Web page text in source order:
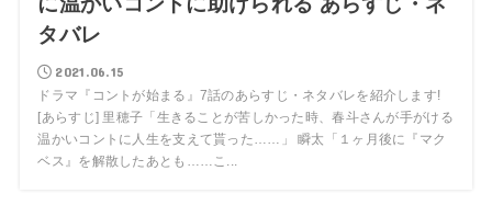
タバレ
2021.06.15
ドラマ『コントが始まる』7話のあらすじ・ネタバレを紹介します!
[あらすじ] 里穂子「生きることが苦しかった時、春斗さんが手がける
温かいコントに人生を支えて貰った……」 瞬太「１ヶ月後に『マク
ベス』を解散したあとも……こ...